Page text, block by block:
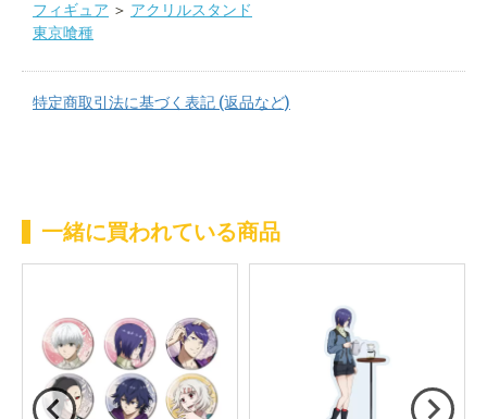
フィギュア ＞ アクリルスタンド
東京喰種
特定商取引法に基づく表記 (返品など)
一緒に買われている商品